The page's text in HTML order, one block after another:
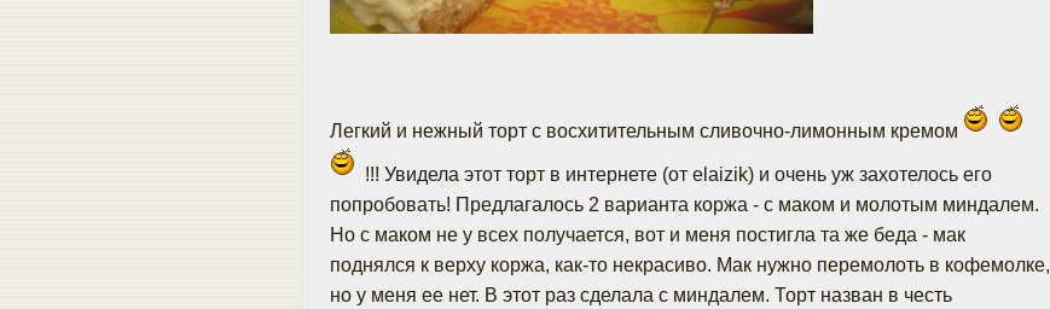
Легкий и нежный торт с восхитительным сливочно-лимонным кремом
!!! Увидела этот торт в интернете (от elaizik) и очень уж захотелось его
попробовать! Предлагалось 2 варианта коржа - с маком и молотым миндалем.
Но с маком не у всех получается, вот и меня постигла та же беда - мак
поднялся к верху коржа, как-то некрасиво. Мак нужно перемолоть в кофемолке,
но у меня ее нет. В этот раз сделала с миндалем. Торт назван в честь